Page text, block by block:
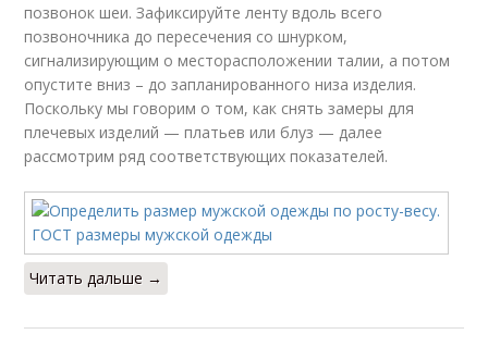
позвонок шеи. Зафиксируйте ленту вдоль всего
позвоночника до пересечения со шнурком,
сигнализирующим о месторасположении талии, а потом
опустите вниз – до запланированного низа изделия.
Поскольку мы говорим о том, как снять замеры для
плечевых изделий — платьев или блуз — далее
рассмотрим ряд соответствующих показателей.
Читать дальше →